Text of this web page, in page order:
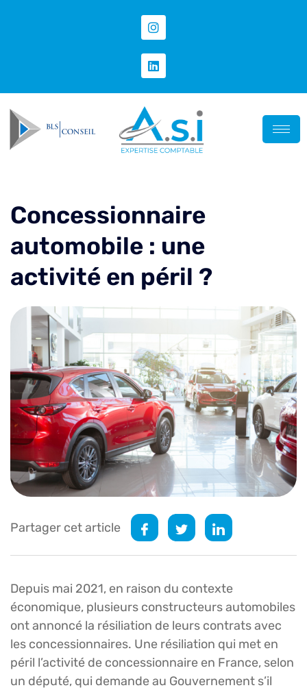
Concessionnaire
automobile : une
activité en péril ?
Partager cet article
Depuis mai 2021, en raison du contexte
économique, plusieurs constructeurs automobiles
ont annoncé la résiliation de leurs contrats avec
les concessionnaires. Une résiliation qui met en
péril l’activité de concessionnaire en France, selon
un député, qui demande au Gouvernement s’il